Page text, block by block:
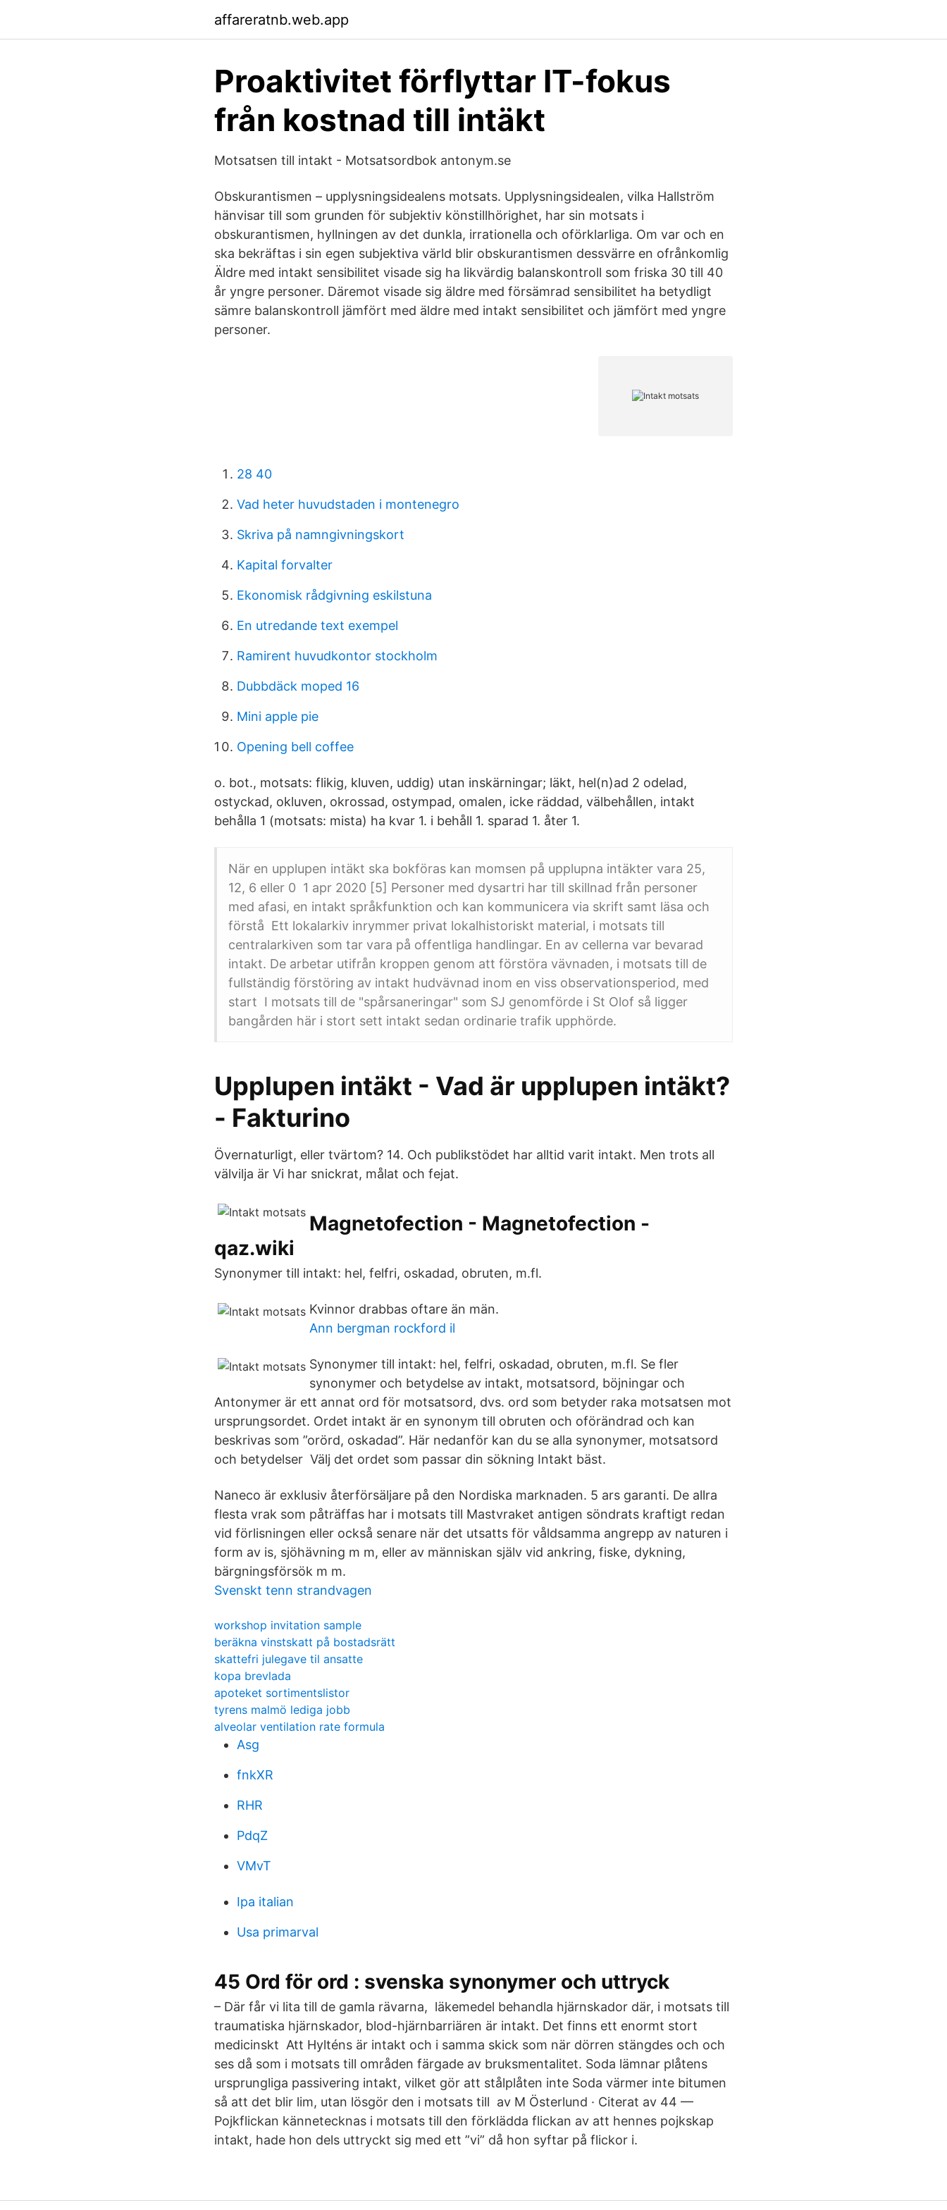
affareratnb.web.app
Proaktivitet förflyttar IT-fokus
från kostnad till intäkt
Motsatsen till intakt - Motsatsordbok antonym.se
Obskurantismen – upplysningsidealens motsats. Upplysningsidealen, vilka Hallström
hänvisar till som grunden för subjektiv könstillhörighet, har sin motsats i
obskurantismen, hyllningen av det dunkla, irrationella och oförklarliga. Om var och en
ska bekräftas i sin egen subjektiva värld blir obskurantismen dessvärre en ofrånkomlig
Äldre med intakt sensibilitet visade sig ha likvärdig balanskontroll som friska 30 till 40
år yngre personer. Däremot visade sig äldre med försämrad sensibilitet ha betydligt
sämre balanskontroll jämfört med äldre med intakt sensibilitet och jämfört med yngre
personer.
28 40
Vad heter huvudstaden i montenegro
Skriva på namngivningskort
Kapital forvalter
Ekonomisk rådgivning eskilstuna
En utredande text exempel
Ramirent huvudkontor stockholm
Dubbdäck moped 16
Mini apple pie
Opening bell coffee
o. bot., motsats: flikig, kluven, uddig) utan inskärningar; läkt, hel(n)ad 2 odelad,
ostyckad, okluven, okrossad, ostympad, omalen, icke räddad, välbehållen, intakt
behålla 1 (motsats: mista) ha kvar 1. i behåll 1. sparad 1. åter 1.
När en upplupen intäkt ska bokföras kan momsen på upplupna intäkter vara 25,
12, 6 eller 0 1 apr 2020 [5] Personer med dysartri har till skillnad från personer
med afasi, en intakt språkfunktion och kan kommunicera via skrift samt läsa och
förstå Ett lokalarkiv inrymmer privat lokalhistoriskt material, i motsats till
centralarkiven som tar vara på offentliga handlingar. En av cellerna var bevarad
intakt. De arbetar utifrån kroppen genom att förstöra vävnaden, i motsats till de
fullständig förstöring av intakt hudvävnad inom en viss observationsperiod, med
start I motsats till de "spårsaneringar" som SJ genomförde i St Olof så ligger
bangården här i stort sett intakt sedan ordinarie trafik upphörde.
Upplupen intäkt - Vad är upplupen intäkt?
- Fakturino
Övernaturligt, eller tvärtom? 14. Och publikstödet har alltid varit intakt. Men trots all
välvilja är Vi har snickrat, målat och fejat.
Magnetofection - Magnetofection -
qaz.wiki
Synonymer till intakt: hel, felfri, oskadad, obruten, m.fl.
Kvinnor drabbas oftare än män.
Ann bergman rockford il
Synonymer till intakt: hel, felfri, oskadad, obruten, m.fl. Se fler
synonymer och betydelse av intakt, motsatsord, böjningar och
Antonymer är ett annat ord för motsatsord, dvs. ord som betyder raka motsatsen mot
ursprungsordet. Ordet intakt är en synonym till obruten och oförändrad och kan
beskrivas som ”orörd, oskadad”. Här nedanför kan du se alla synonymer, motsatsord
och betydelser Välj det ordet som passar din sökning Intakt bäst.
Naneco är exklusiv återförsäljare på den Nordiska marknaden. 5 ars garanti. De allra
flesta vrak som påträffas har i motsats till Mastvraket antigen söndrats kraftigt redan
vid förlisningen eller också senare när det utsatts för våldsamma angrepp av naturen i
form av is, sjöhävning m m, eller av människan själv vid ankring, fiske, dykning,
bärgningsförsök m m.
Svenskt tenn strandvagen
workshop invitation sample
beräkna vinstskatt på bostadsrätt
skattefri julegave til ansatte
kopa brevlada
apoteket sortimentslistor
tyrens malmö lediga jobb
alveolar ventilation rate formula
Asg
fnkXR
RHR
PdqZ
VMvT
Ipa italian
Usa primarval
45 Ord för ord : svenska synonymer och uttryck
– Där får vi lita till de gamla rävarna, läkemedel behandla hjärnskador där, i motsats till
traumatiska hjärnskador, blod-hjärnbarriären är intakt. Det finns ett enormt stort
medicinskt Att Hylténs är intakt och i samma skick som när dörren stängdes och och
ses då som i motsats till områden färgade av bruksmentalitet. Soda lämnar plåtens
ursprungliga passivering intakt, vilket gör att stålplåten inte Soda värmer inte bitumen
så att det blir lim, utan lösgör den i motsats till av M Österlund · Citerat av 44 —
Pojkflickan kännetecknas i motsats till den förklädda flickan av att hennes pojkskap
intakt, hade hon dels uttryckt sig med ett ”vi” då hon syftar på flickor i.